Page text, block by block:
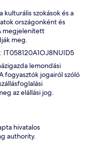
szokások és a
országonként és
megjelenített
meg.
IT058120A1OJ8NUID5
lemondási
fogyasztók jogairól szóló
az elállási jog.
hivatalos
authority.